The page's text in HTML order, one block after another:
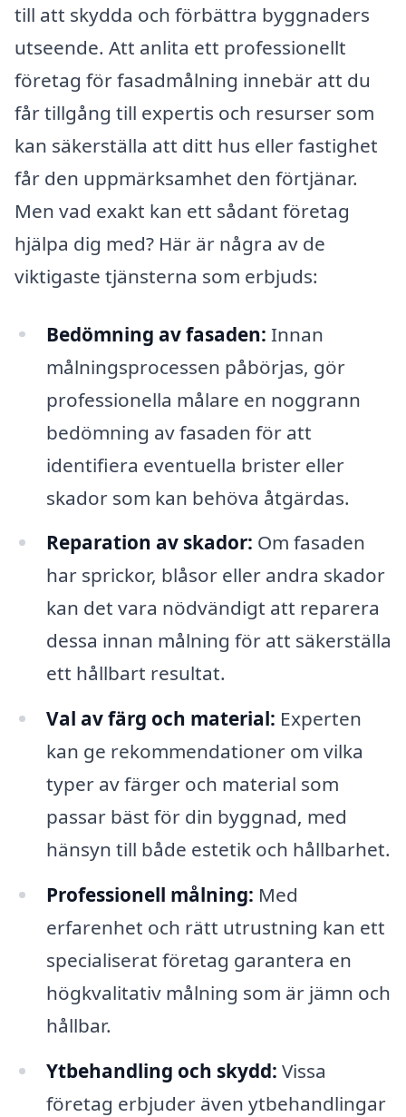
till att skydda och förbättra byggnaders
utseende. Att anlita ett professionellt
företag för fasadmålning innebär att du
får tillgång till expertis och resurser som
kan säkerställa att ditt hus eller fastighet
får den uppmärksamhet den förtjänar.
Men vad exakt kan ett sådant företag
hjälpa dig med? Här är några av de
viktigaste tjänsterna som erbjuds:
Bedömning av fasaden: Innan
målningsprocessen påbörjas, gör
professionella målare en noggrann
bedömning av fasaden för att
identifiera eventuella brister eller
skador som kan behöva åtgärdas.
Reparation av skador: Om fasaden
har sprickor, blåsor eller andra skador
kan det vara nödvändigt att reparera
dessa innan målning för att säkerställa
ett hållbart resultat.
Val av färg och material: Experten
kan ge rekommendationer om vilka
typer av färger och material som
passar bäst för din byggnad, med
hänsyn till både estetik och hållbarhet.
Professionell målning: Med
erfarenhet och rätt utrustning kan ett
specialiserat företag garantera en
högkvalitativ målning som är jämn och
hållbar.
Ytbehandling och skydd: Vissa
företag erbjuder även ytbehandlingar